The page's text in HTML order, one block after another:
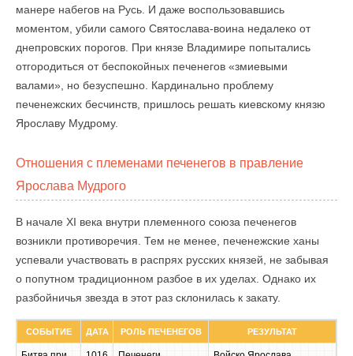
манере набегов на Русь. И даже воспользовавшись
моментом, убили самого Святослава-воина недалеко от
днепровских порогов. При князе Владимире попытались
отгородиться от беспокойных печенегов «змиевыми
валами», но безуспешно. Кардинально проблему
печенежских бесчинств, пришлось решать киевскому князю
Ярославу Мудрому.
Отношения с племенами печенегов в правление
Ярослава Мудрого
В начале XI века внутри племенного союза печенегов
возникли противоречия. Тем не менее, печенежские ханы
успевали участвовать в распрях русских князей, не забывая
о попутном традиционном разбое в их уделах. Однако их
разбойничья звезда в этот раз склонилась к закату.
СОБЫТИЕ ДАТА РОЛЬ ПЕЧЕНЕГОВ РЕЗУЛЬТАТ